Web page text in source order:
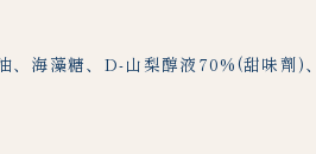
、海藻糖、D-山梨醇液70%(甜味劑